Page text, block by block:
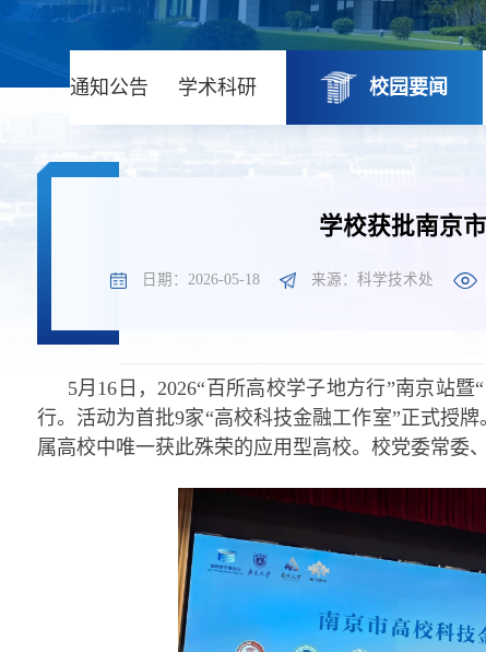
通知公告 学术科研 校园要闻
学校获批南京
日期：2026-05-18 来源：科学技术处
5月16日，2026“百所高校学子地方行”南京站
行。活动为首批9家“高校科技金融工作室”正式授
属高校中唯一获此殊荣的应用型高校。校党委常委